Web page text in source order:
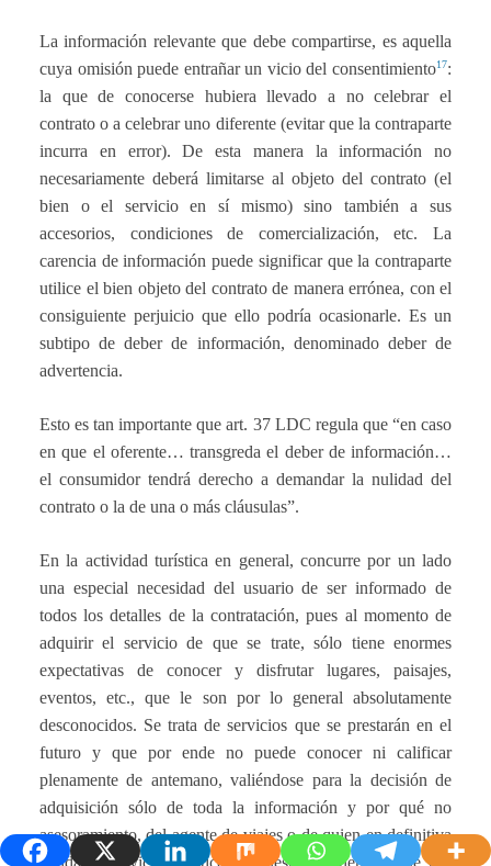
La información relevante que debe compartirse, es aquella
cuya omisión puede entrañar un vicio del consentimiento17:
la que de conocerse hubiera llevado a no celebrar el
contrato o a celebrar uno diferente (evitar que la contraparte
incurra en error). De esta manera la información no
necesariamente deberá limitarse al objeto del contrato (el
bien o el servicio en sí mismo) sino también a sus
accesorios, condiciones de comercialización, etc. La
carencia de información puede significar que la contraparte
utilice el bien objeto del contrato de manera errónea, con el
consiguiente perjuicio que ello podría ocasionarle. Es un
subtipo de deber de información, denominado deber de
advertencia.
Esto es tan importante que art. 37 LDC regula que “en caso
en que el oferente… transgreda el deber de información…
el consumidor tendrá derecho a demandar la nulidad del
contrato o la de una o más cláusulas”.
En la actividad turística en general, concurre por un lado
una especial necesidad del usuario de ser informado de
todos los detalles de la contratación, pues al momento de
adquirir el servicio de que se trate, sólo tiene enormes
expectativas de conocer y disfrutar lugares, paisajes,
eventos, etc., que le son por lo general absolutamente
desconocidos. Se trata de servicios que se prestarán en el
futuro y que por ende no puede conocer ni calificar
plenamente de antemano, valiéndose para la decisión de
adquisición sólo de toda la información y por qué no
asesoramiento, del agente de viajes o de quien en definitiva
venda el servicio turístico en cuestión. Mientras que por